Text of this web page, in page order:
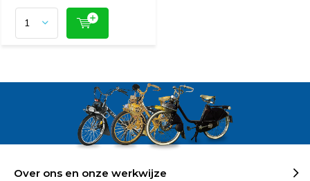
Over ons en onze werkwijze